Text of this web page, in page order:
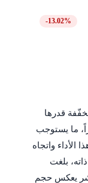
-13.02%
ما يستوجب
الأداء واتجاه
بلغت
يعكس حجم